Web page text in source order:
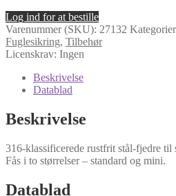
Log ind for at bestille
Varenummer (SKU): 27132
Fuglesikring, Tilbehør
Licenskrav: Ingen
Beskrivelse
Datablad
Beskrivelse
316-klassificerede rustfrit stål-fjedre til
Fås i to størrelser – standard og mini.
Datablad